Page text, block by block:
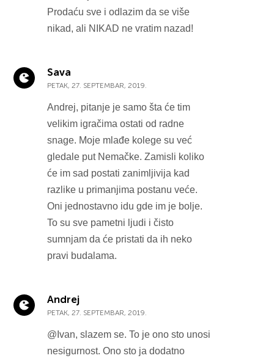
Prodaću sve i odlazim da se više
nikad, ali NIKAD ne vratim nazad!
Sava
PETAK, 27. SEPTEMBAR, 2019.
Andrej, pitanje je samo šta će tim
velikim igračima ostati od radne
snage. Moje mlađe kolege su već
gledale put Nemačke. Zamisli koliko
će im sad postati zanimljivija kad
razlike u primanjima postanu veće.
Oni jednostavno idu gde im je bolje.
To su sve pametni ljudi i čisto
sumnjam da će pristati da ih neko
pravi budalama.
Andrej
PETAK, 27. SEPTEMBAR, 2019.
@Ivan, slazem se. To je ono sto unosi
nesigurnost. Ono sto ja dodatno